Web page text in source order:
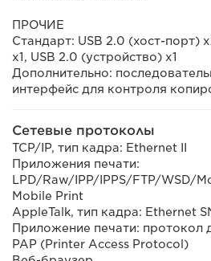
ПРОЧИЕ
Стандарт: USB 2.0 (хост-порт)
x1, USB 2.0 (устройство) x1
Дополнительно:
интерфейс для контроля
Сетевые протоколы
TCP/IP, тип кадра: Ethernet II
Приложения печати:
LPD/Raw/IPP/IPPS/FTP/WSD/
Mobile Print
AppleTalk, тип кадра: Ethernet
Приложение печати: протокол
PAP (Printer Access Protocol)